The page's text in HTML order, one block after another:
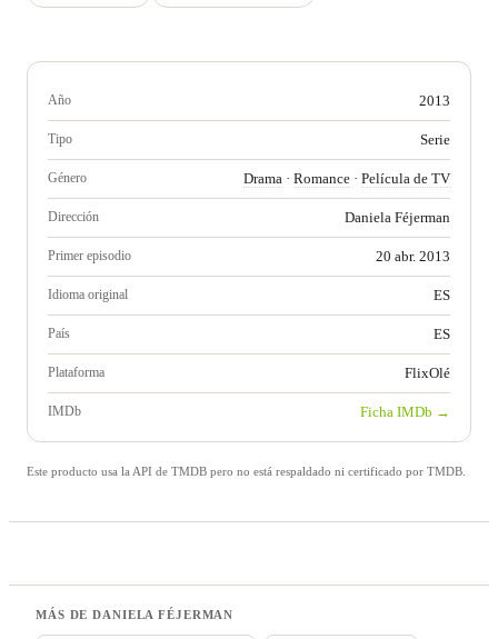
Año 2013
Tipo Serie
Género Drama · Romance · Película de TV
Dirección Daniela Féjerman
Primer episodio 20 abr. 2013
Idioma original ES
País ES
Plataforma FlixOlé
IMDb Ficha IMDb →
Este producto usa la API de TMDB pero no está respaldado ni certificado por TMDB.
MÁS DE DANIELA FÉJERMAN